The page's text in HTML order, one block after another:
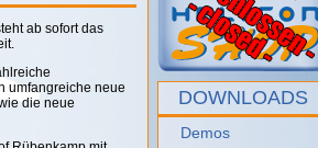
ab sofort das
umfangreiche neue
die neue
DOWNLOADS
Demos